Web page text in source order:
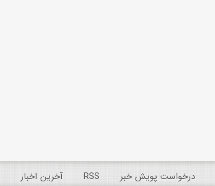
درخواست پویش خبر RSS آخرین اخبار